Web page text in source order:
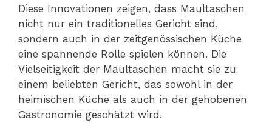
Diese Innovationen zeigen, dass Maultaschen
nicht nur ein traditionelles Gericht sind,
sondern auch in der zeitgenössischen Küche
eine spannende Rolle spielen können. Die
Vielseitigkeit der Maultaschen macht sie zu
einem beliebten Gericht, das sowohl in der
heimischen Küche als auch in der gehobenen
Gastronomie geschätzt wird.